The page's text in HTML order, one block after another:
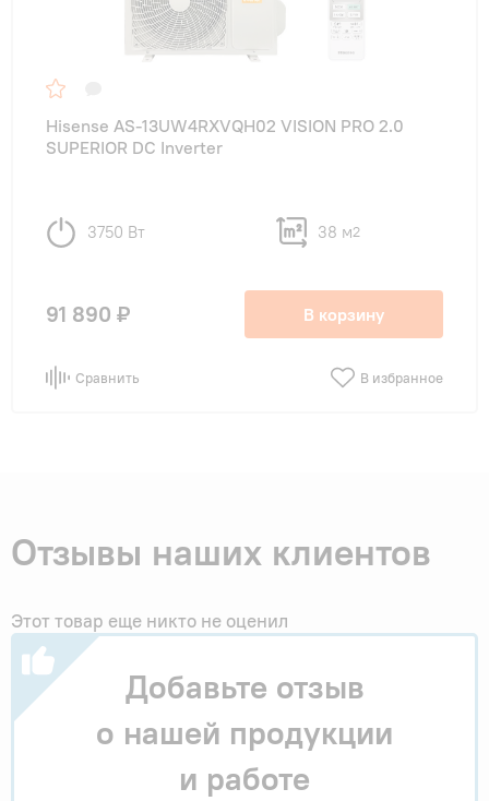
Hisense AS-13UW4RXVQH02 VISION PRO 2.0
SUPERIOR DC Inverter
3750 Вт 38 м2
91 890 ₽ В корзину
Сравнить В избранное
Отзывы наших клиентов
Этот товар еще никто не оценил
Добавьте отзыв
о нашей продукции
и работе